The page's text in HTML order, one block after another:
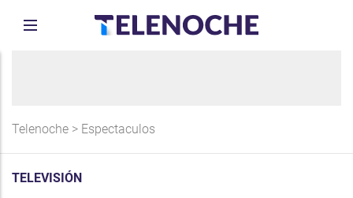
Telenoche > Espectaculos
TELEVISIÓN